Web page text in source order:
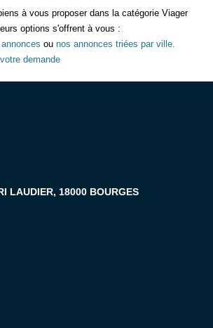
PROMOTION
Plus de critères
à vous proposer dans la catégorie Viager
options s'offrent à vous :
ou nos annonces triées par ville.
demande
LAUDIER, 18000 BOURGES